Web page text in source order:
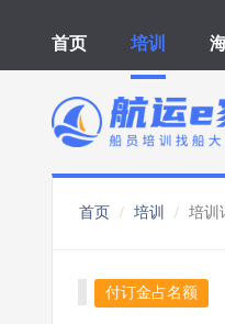
首页 培训
首页 培训 培训
付订金占名额